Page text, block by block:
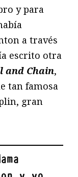
y para
a través
escrito otra
and Chain,
tan famosa
gran